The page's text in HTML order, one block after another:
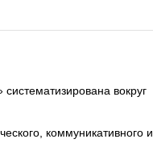
вокруг
коммуникативного и